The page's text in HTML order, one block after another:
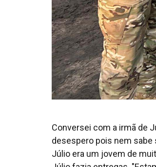
Conversei com a irmã de
desespero pois nem sabe
Júlio era um jovem de